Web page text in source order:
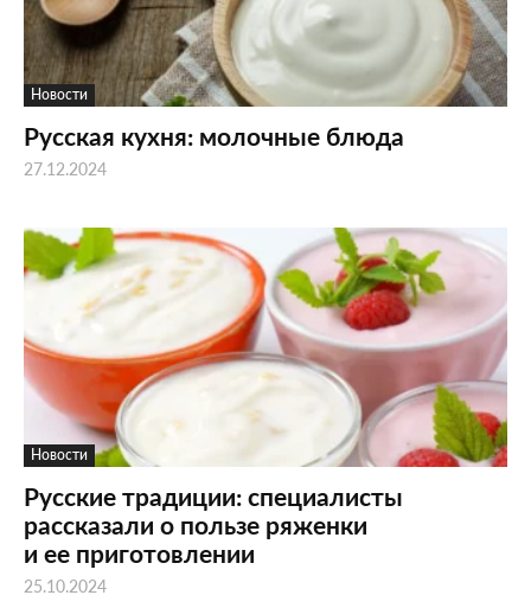
Новости
Русская кухня: молочные блюда
27.12.2024
Новости
Русские традиции: специалисты
рассказали о пользе ряженки
и ее приготовлении
25.10.2024